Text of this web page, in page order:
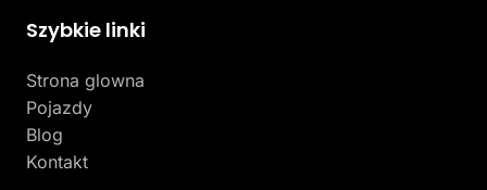
Szybkie linki
Strona glowna
Pojazdy
Blog
Kontakt